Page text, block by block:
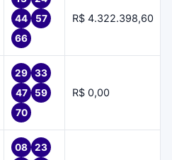
44
57
66
R$ 4.322.398,60
29
33
47
59
70
R$ 0,00
08
23